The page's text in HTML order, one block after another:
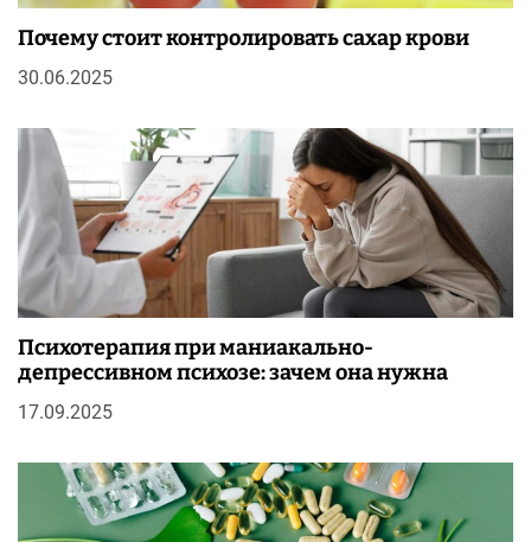
Почему стоит контролировать сахар крови
30.06.2025
Психотерапия при маниакально-
депрессивном психозе: зачем она нужна
17.09.2025